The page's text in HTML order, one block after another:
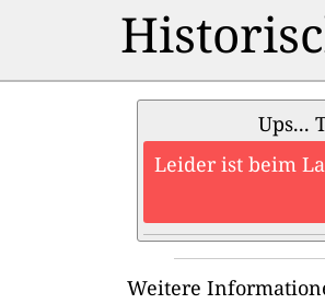
Ups...
Leider ist beim
Weitere